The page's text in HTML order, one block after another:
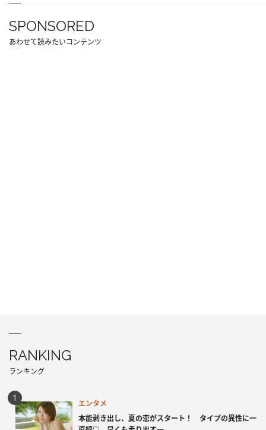
SPONSORED
あわせて読みたいコンテンツ
RANKING
ランキング
エンタメ
本能剥き出し、夏の恋がスタート！ タイプの異性に一